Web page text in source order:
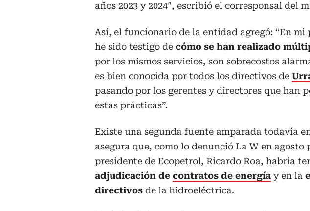
años 2023 y 2024″, escribió el corresponsal del
Así, el funcionario de la entidad agregó: “En
he sido testigo de cómo se han realizado
por los mismos servicios, son sobrecostos
es bien conocida por todos los directivos de
pasando por los gerentes y directores que han
estas prácticas”.
Existe una segunda fuente amparada todavía
asegura que, como lo denunció La W en agosto
presidente de Ecopetrol, Ricardo Roa, habría
adjudicación de contratos de energía y en la
directivos de la hidroeléctrica.